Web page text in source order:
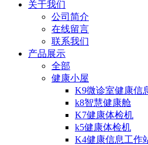
关于我们
公司简介
在线留言
联系我们
产品展示
全部
健康小屋
K9微诊室健康信
k8智慧健康舱
K7健康体检机
k5健康体检机
K4健康信息工作